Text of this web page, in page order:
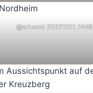
@artusmi 20221011_1448